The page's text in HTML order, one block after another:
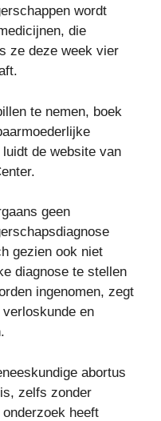
wordt
die
ze deze week vier
te nemen, boek
de website van
geen
gezien ook niet
diagnose te stellen
ingenomen, zegt
en
abortus
zelfs zonder
heeft